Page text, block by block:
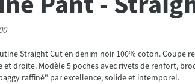
Straight Cut en denim noir 100% coton. Coupe
et droite. Modèle 5 poches avec rivets de renfort,
raffiné" par excellence, solide et intemporel.